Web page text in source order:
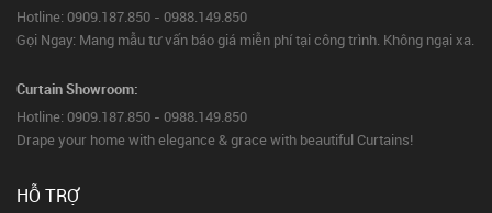
Hotline: 0909.187.850 - 0988.149.850
Gọi Ngay: Mang mẫu tư vấn báo giá miễn phí tại công trình. Không ngại xa.
Curtain Showroom:
Hotline: 0909.187.850 - 0988.149.850
Drape your home with elegance & grace with beautiful Curtains!
HỖ TRỢ